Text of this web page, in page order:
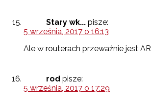
Stary wk... pisze:
5 września, 2017 o 16:13
Ale w routerach przeważnie jest
rod pisze:
5 września, 2017 o 17:29